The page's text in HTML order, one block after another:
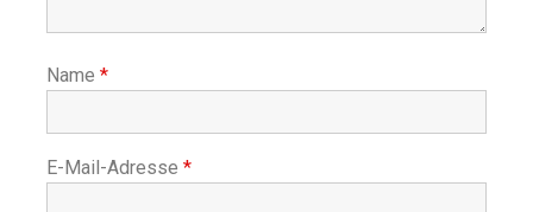
Name *
E-Mail-Adresse *